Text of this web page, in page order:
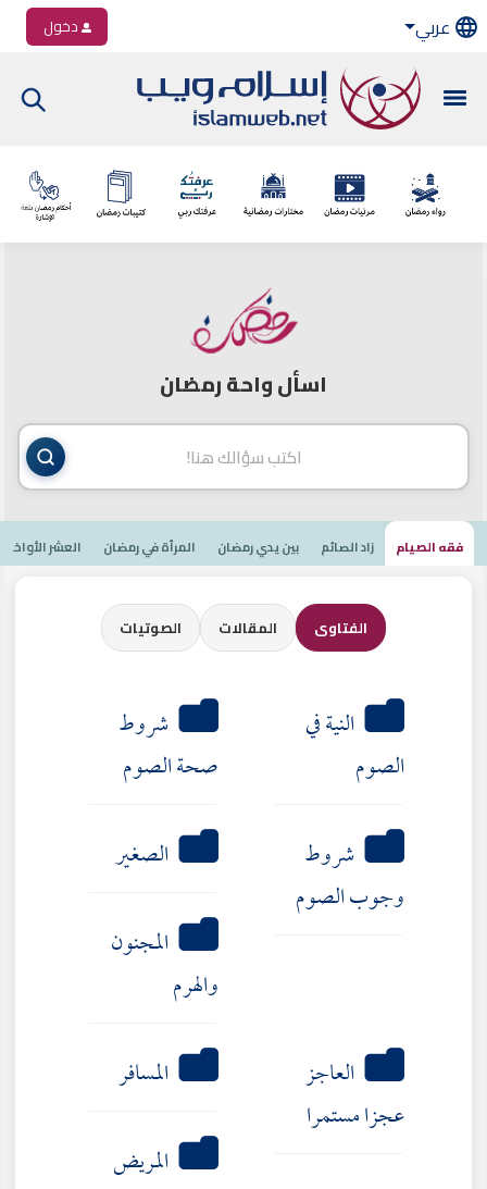
عربي دخول
اسأل واحة رمضان
فقه الصيام زاد الصائم بين يدي رمضان المرأة في رمضان العشر الأواخر
الفتاوى المقالات الصوتيات
النية في
الصوم
شروط
صحة الصوم
شروط
وجوب الصوم
الصغير
المجنون
والهرم
العاجز
عجزا مستمرا
المسافر
المريض